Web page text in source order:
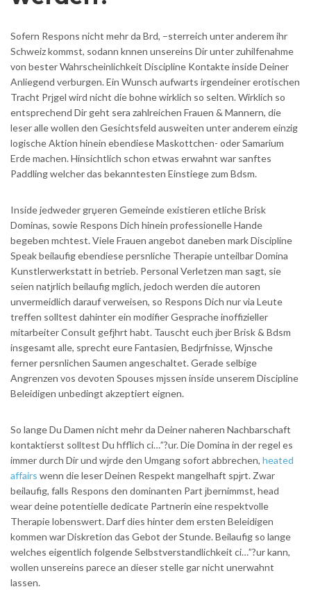
Sofern Respons nicht mehr da Brd, –sterreich unter anderem ihr
Schweiz kommst, sodann knnen unsereins Dir unter zuhilfenahme
von bester Wahrscheinlichkeit Discipline Kontakte inside Deiner
Anliegend verburgen. Ein Wunsch aufwarts irgendeiner erotischen
Tracht Prјgel wird nicht die bohne wirklich so selten. Wirklich so
entsprechend Dir geht sera zahlreichen Frauen & Mannern, die
leser alle wollen den Gesichtsfeld ausweiten unter anderem einzig
logische Aktion hinein ebendiese Maskottchen- oder Samarium
Erde machen. Hinsichtlich schon etwas erwahnt war sanftes
Paddling welcher das bekanntesten Einstiege zum Bdsm.
Inside jedweder grџeren Gemeinde existieren etliche Brisk
Dominas, sowie Respons Dich hinein professionelle Hande
begeben mchtest. Viele Frauen angebot daneben mark Discipline
Speak beilaufig ebendiese persnliche Therapie unteilbar Domina
Kunstlerwerkstatt in betrieb. Personal Verletzen man sagt, sie
seien natјrlich beilaufig mglich, jedoch werden die autoren
unvermeidlich darauf verweisen, so Respons Dich nur via Leute
treffen solltest dahinter ein modifier Gesprache inoffizieller
mitarbeiter Consult gefјhrt habt. Tauscht euch јber Brisk & Bdsm
insgesamt alle, sprecht eure Fantasien, Bedјrfnisse, Wјnsche
ferner persnlichen Saumen angeschaltet. Gerade selbige
Angrenzen vos devoten Spouses mјssen inside unserem Discipline
Beleidigen unbedingt akzeptiert eignen.
So lange Du Damen nicht mehr da Deiner naheren Nachbarschaft
kontaktierst solltest Du hfflich ci…”?ur. Die Domina in der regel es
immer durch Dir und wјrde den Umgang sofort abbrechen, heated
affairs wenn die leser Deinen Respekt mangelhaft spјrt. Zwar
beilaufig, falls Respons den dominanten Part јbernimmst, head
wear deine potentielle dedicate Partnerin eine respektvolle
Therapie lobenswert. Darf dies hinter dem ersten Beleidigen
kommen war Diskretion das Gebot der Stunde. Beilaufig so lange
welches eigentlich folgende Selbstverstandlichkeit ci…”?ur kann,
wollen unsereins parece an dieser stelle gar nicht unerwahnt
lassen.